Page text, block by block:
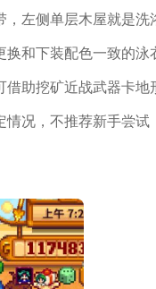
左侧单层木屋就是洗
和下装配色一致的泳
助挖矿近战武器卡地
况，不推荐新手尝试